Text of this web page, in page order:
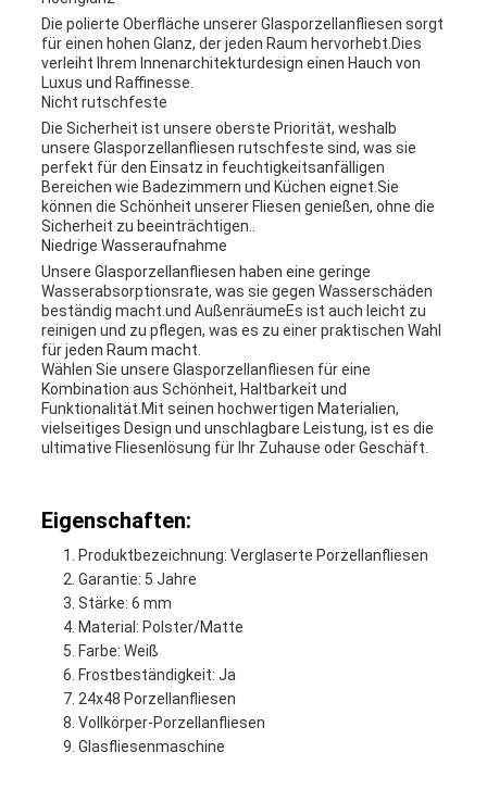
Die polierte Oberfläche unserer Glasporzellanfliesen sorgt
für einen hohen Glanz, der jeden Raum hervorhebt.Dies
verleiht Ihrem Innenarchitekturdesign einen Hauch von
Luxus und Raffinesse.
Nicht rutschfeste
Die Sicherheit ist unsere oberste Priorität, weshalb
unsere Glasporzellanfliesen rutschfeste sind, was sie
perfekt für den Einsatz in feuchtigkeitsanfälligen
Bereichen wie Badezimmern und Küchen eignet.Sie
können die Schönheit unserer Fliesen genießen, ohne die
Sicherheit zu beeinträchtigen..
Niedrige Wasseraufnahme
Unsere Glasporzellanfliesen haben eine geringe
Wasserabsorptionsrate, was sie gegen Wasserschäden
beständig macht.und AußenräumeEs ist auch leicht zu
reinigen und zu pflegen, was es zu einer praktischen Wahl
für jeden Raum macht.
Wählen Sie unsere Glasporzellanfliesen für eine
Kombination aus Schönheit, Haltbarkeit und
Funktionalität.Mit seinen hochwertigen Materialien,
vielseitiges Design und unschlagbare Leistung, ist es die
ultimative Fliesenlösung für Ihr Zuhause oder Geschäft.
Eigenschaften:
Produktbezeichnung: Verglaserte Porzellanfliesen
Garantie: 5 Jahre
Stärke: 6 mm
Material: Polster/Matte
Farbe: Weiß
Frostbeständigkeit: Ja
24x48 Porzellanfliesen
Vollkörper-Porzellanfliesen
Glasfliesenmaschine